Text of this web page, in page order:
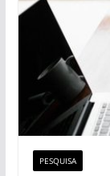
PESQUISA